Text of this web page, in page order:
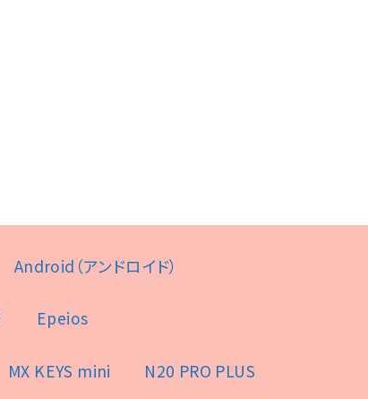
Android（アンドロイド）
Epeios
MX KEYS mini N20 PRO PLUS